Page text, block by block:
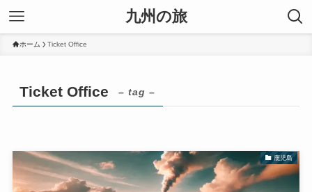
九州の旅
ホーム Ticket Office
Ticket Office – tag –
鹿児島